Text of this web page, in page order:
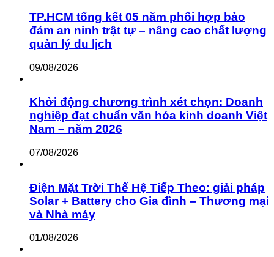
TP.HCM tổng kết 05 năm phối hợp bảo
đảm an ninh trật tự – nâng cao chất lượng
quản lý du lịch
09/08/2026
Khởi động chương trình xét chọn: Doanh
nghiệp đạt chuẩn văn hóa kinh doanh Việt
Nam – năm 2026
07/08/2026
Điện Mặt Trời Thế Hệ Tiếp Theo: giải pháp
Solar + Battery cho Gia đình – Thương mại
và Nhà máy
01/08/2026